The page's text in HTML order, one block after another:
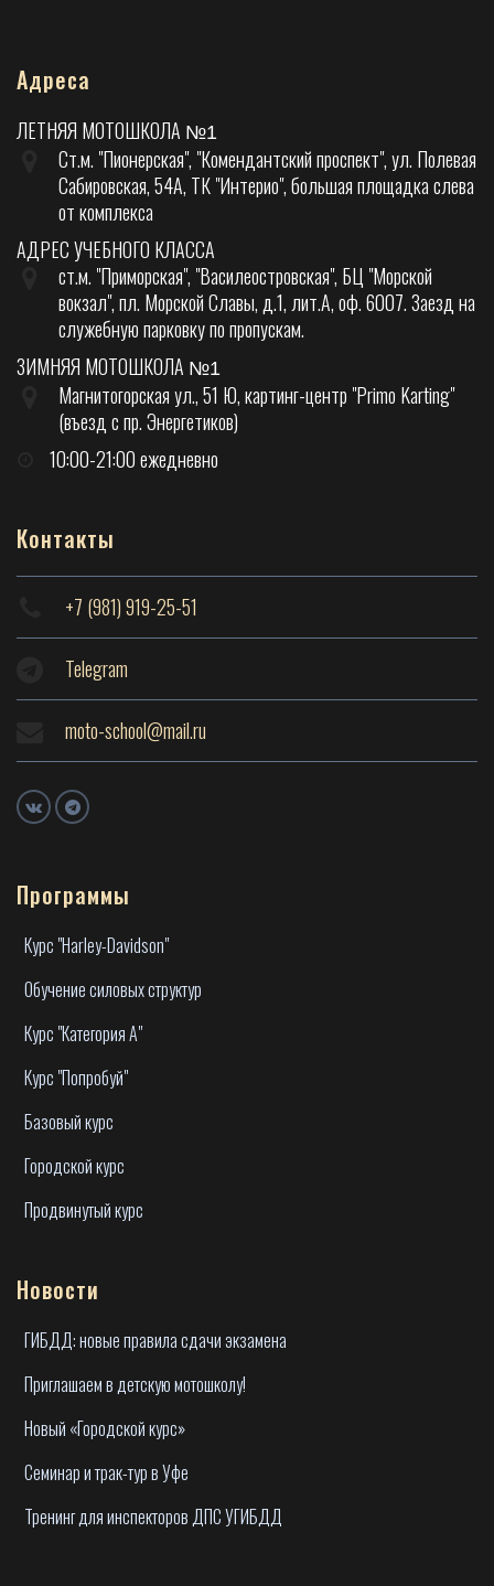
Адреса
ЛЕТНЯЯ МОТОШКОЛА №1
Ст.м. "Пионерская", "Комендантский проспект", ул. Полевая
Сабировская, 54А, ТК "Интерио", большая площадка слева
от комплекса
АДРЕС УЧЕБНОГО КЛАССА
ст.м. "Приморская", "Василеостровская", БЦ "Морской
вокзал", пл. Морской Славы, д.1, лит.А, оф. 6007. Заезд на
служебную парковку по пропускам.
ЗИМНЯЯ МОТОШКОЛА №1
Магнитогорская ул., 51 Ю, картинг-центр "Primo Karting"
(въезд с пр. Энергетиков)
10:00-21:00 ежедневно
Контакты
+7 (981) 919-25-51
Telegram
moto-school@mail.ru
Программы
Курс "Harley-Davidson"
Обучение силовых структур
Курс "Категория А"
Курс "Попробуй"
Базовый курс
Городской курс
Продвинутый курс
Новости
ГИБДД: новые правила сдачи экзамена
Приглашаем в детскую мотошколу!
Новый «Городской курс»
Семинар и трак-тур в Уфе
Тренинг для инспекторов ДПС УГИБДД